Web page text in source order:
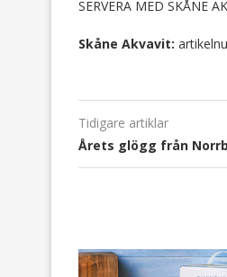
SERVERA MED SKÅNE
Skåne Akvavit:
Tidigare artiklar
Årets glögg från